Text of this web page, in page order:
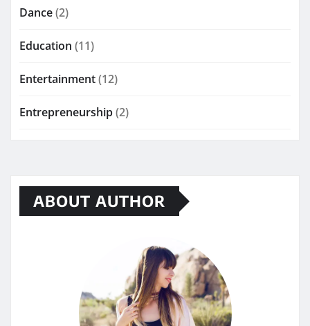
Dance(2)
Education (11)
Entertainment(12)
Entrepreneurship(2)
ABOUT AUTHOR